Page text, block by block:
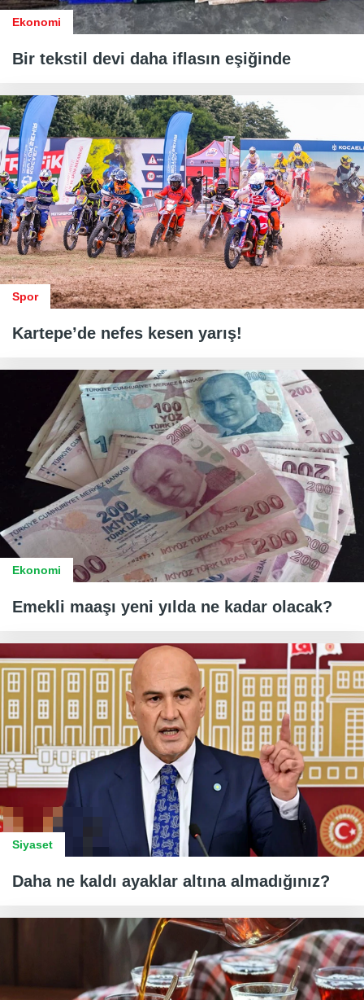
Ekonomi
Bir tekstil devi daha iflasın eşiğinde
Spor
Kartepe’de nefes kesen yarış!
Ekonomi
Emekli maaşı yeni yılda ne kadar olacak?
Siyaset
Daha ne kaldı ayaklar altına almadığınız?